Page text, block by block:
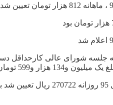
تومان افزایش می یابد.